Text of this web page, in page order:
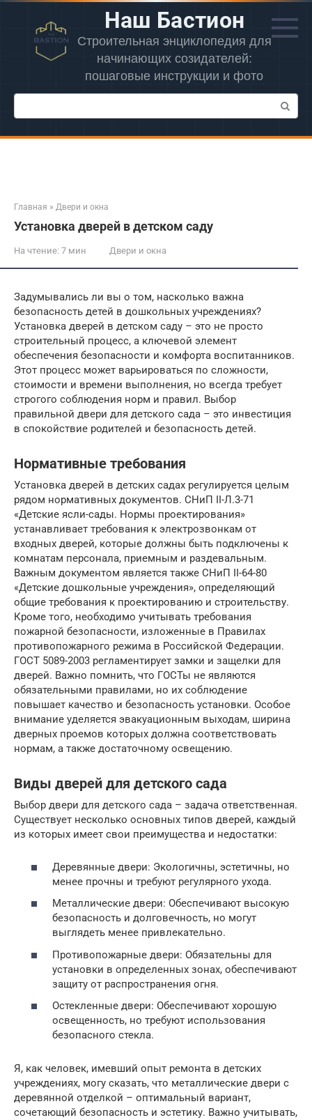
Перейти
контенту
Наш Бастион
Строительная энциклопедия для
начинающих созидателей:
пошаговые инструкции и фото
Поиск:
Главная » Двери и окна
Установка дверей в детском саду
На чтение: 7 мин Двери и окна
Задумывались ли вы о том, насколько важна
безопасность детей в дошкольных учреждениях?
Установка дверей в детском саду – это не просто
строительный процесс, а ключевой элемент
обеспечения безопасности и комфорта воспитанников.
Этот процесс может варьироваться по сложности,
стоимости и времени выполнения, но всегда требует
строгого соблюдения норм и правил. Выбор
правильной двери для детского сада – это инвестиция
в спокойствие родителей и безопасность детей.
Нормативные требования
Установка дверей в детских садах регулируется целым
рядом нормативных документов. СНиП II-Л.3-71
«Детские ясли-сады. Нормы проектирования»
устанавливает требования к электрозвонкам от
входных дверей, которые должны быть подключены к
комнатам персонала, приемным и раздевальным.
Важным документом является также СНиП II-64-80
«Детские дошкольные учреждения», определяющий
общие требования к проектированию и строительству.
Кроме того, необходимо учитывать требования
пожарной безопасности, изложенные в Правилах
противопожарного режима в Российской Федерации.
ГОСТ 5089-2003 регламентирует замки и защелки для
дверей. Важно помнить, что ГОСТы не являются
обязательными правилами, но их соблюдение
повышает качество и безопасность установки. Особое
внимание уделяется эвакуационным выходам, ширина
дверных проемов которых должна соответствовать
нормам, а также достаточному освещению.
Виды дверей для детского сада
Выбор двери для детского сада – задача ответственная.
Существует несколько основных типов дверей, каждый
из которых имеет свои преимущества и недостатки:
Деревянные двери: Экологичны, эстетичны, но
менее прочны и требуют регулярного ухода.
Металлические двери: Обеспечивают высокую
безопасность и долговечность, но могут
выглядеть менее привлекательно.
Противопожарные двери: Обязательны для
установки в определенных зонах, обеспечивают
защиту от распространения огня.
Остекленные двери: Обеспечивают хорошую
освещенность, но требуют использования
безопасного стекла.
Я, как человек, имевший опыт ремонта в детских
учреждениях, могу сказать, что металлические двери с
деревянной отделкой – оптимальный вариант,
сочетающий безопасность и эстетику. Важно учитывать,